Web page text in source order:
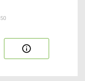
50